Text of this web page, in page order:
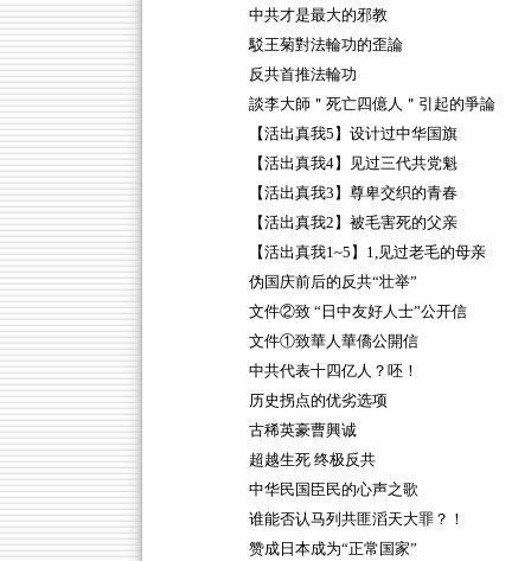
中共才是最大的邪教
駁王菊對法輪功的歪論
反共首推法輪功
談李大師＂死亡四億人＂引起的爭論
【活出真我5】设计过中华国旗
【活出真我4】见过三代共党魁
【活出真我3】尊卑交织的青春
【活出真我2】被毛害死的父亲
【活出真我1~5】1,见过老毛的母亲
伪国庆前后的反共“壮举”
文件②致 “日中友好人士”公开信
文件①致華人華僑公開信
中共代表十四亿人？呸！
历史拐点的优劣选项
古稀英豪曹興诚
超越生死 终极反共
中华民国臣民的心声之歌
谁能否认马列共匪滔天大罪？！
赞成日本成为“正常国家”